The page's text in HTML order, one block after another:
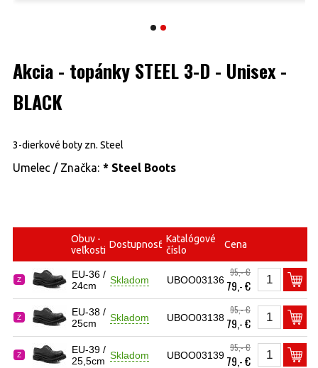
Akcia - topánky STEEL 3-D - Unisex -
BLACK
3-dierkové boty zn. Steel
Umelec / Značka: * Steel Boots
Obuv -
veľkosti Dostupnosť Katalógové
číslo
Cena
Z
EU-36 /
24cm
Skladom UBOO03136
95,- €
79,- €
Z
EU-38 /
25cm
Skladom UBOO03138
95,- €
79,- €
Z
EU-39 /
25,5cm Skladom UBOO03139
95,- €
79,- €